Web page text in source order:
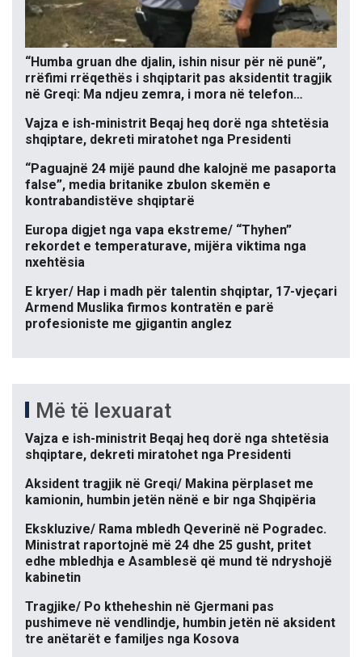
“Humba gruan dhe djalin, ishin nisur për në punë”,
rrëfimi rrëqethës i shqiptarit pas aksidentit tragjik
në Greqi: Ma ndjeu zemra, i mora në telefon…
Vajza e ish-ministrit Beqaj heq dorë nga shtetësia
shqiptare, dekreti miratohet nga Presidenti
“Paguajnë 24 mijë paund dhe kalojnë me pasaporta
false”, media britanike zbulon skemën e
kontrabandistëve shqiptarë
Europa digjet nga vapa ekstreme/ “Thyhen”
rekordet e temperaturave, mijëra viktima nga
nxehtësia
E kryer/ Hap i madh për talentin shqiptar, 17-vjeçari
Armend Muslika firmos kontratën e parë
profesioniste me gjigantin anglez
Më të lexuarat
Vajza e ish-ministrit Beqaj heq dorë nga shtetësia
shqiptare, dekreti miratohet nga Presidenti
Aksident tragjik në Greqi/ Makina përplaset me
kamionin, humbin jetën nënë e bir nga Shqipëria
Ekskluzive/ Rama mbledh Qeverinë në Pogradec.
Ministrat raportojnë më 24 dhe 25 gusht, pritet
edhe mbledhja e Asamblesë që mund të ndryshojë
kabinetin
Tragjike/ Po ktheheshin në Gjermani pas
pushimeve në vendlindje, humbin jetën në aksident
tre anëtarët e familjes nga Kosova